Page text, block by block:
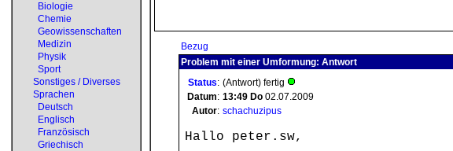
Biologie
Chemie
Geowissenschaften
Medizin
Physik
Sport
Sonstiges / Diverses
Sprachen
Deutsch
Englisch
Französisch
Griechisch
Bezug
Problem mit einer Umformung: Antwort
Status: (Antwort) fertig
Datum: 13:49 Do 02.07.2009
Autor: schachuzipus
Hallo peter.sw,